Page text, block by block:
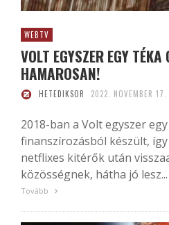
WEBTV
VOLT EGYSZER EGY
HAMAROSAN!
HETEDIKSOR 2022. NOVEMBER 17.
2018-ban a Volt egyszer
finanszírozásból készült,
netflixes kitérők után
közösségnek, hátha jó lesz...
Tovább